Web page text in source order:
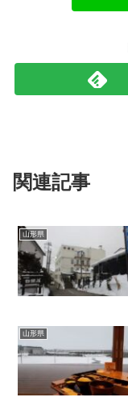
関連記事
山形県
山形県